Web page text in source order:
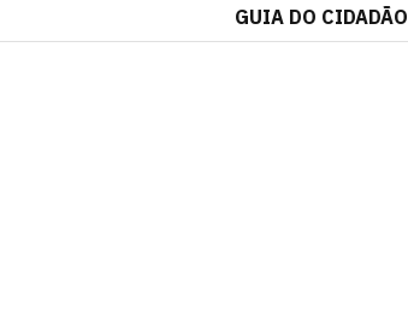
GUIA DO CIDADÃO